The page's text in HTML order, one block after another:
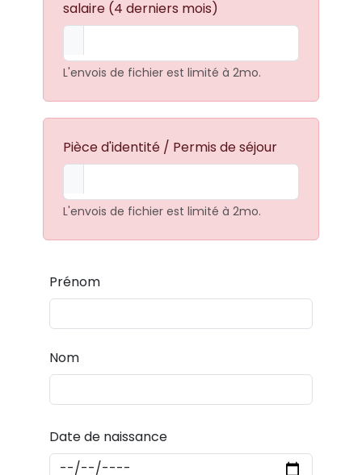
salaire (4 derniers mois)
L'envois de fichier est limité à 2mo.
Pièce d'identité / Permis de séjour
L'envois de fichier est limité à 2mo.
Prénom
Nom
Date de naissance